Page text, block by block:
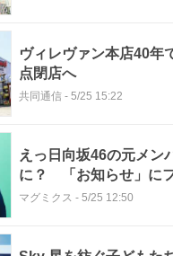
ヴィレヴァン本店40
点閉店へ
共同通信 - 5/25 15:22
えっ日向坂46の元メン
に？ 「お知らせ」に
「嬉しすぎ」「急にビ
マグミクス - 5/25 12:50